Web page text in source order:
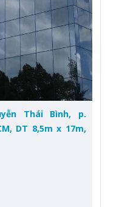
Thái Bình, p.
DT 8,5m x 17m,